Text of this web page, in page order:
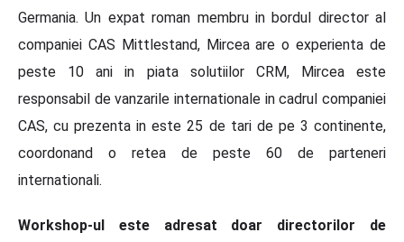
Germania. Un expat roman membru in bordul director al
companiei CAS Mittlestand, Mircea are o experienta de
peste 10 ani in piata solutiilor CRM, Mircea este
responsabil de vanzarile internationale in cadrul companiei
CAS, cu prezenta in este 25 de tari de pe 3 continente,
coordonand o retea de peste 60 de parteneri
internationali.
Workshop-ul este adresat doar directorilor de